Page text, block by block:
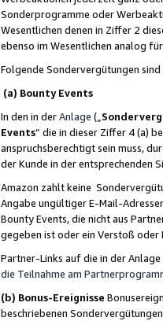
Sonderprogramme oder
Wesentlichen denen in Ziffer 2
ebenso im Wesentlichen analog
Folgende Sondervergütungen
(a) Bounty Events
In den in derAnlage („
Events“ die in dieser Ziffer 4 (a)
anspruchsberechtigt sein muss,
der Kunde in der entsprechenden
Amazon zahlt keine
Angabe ungültiger E-Mail-
Bounty Events, die nicht aus
gegeben ist oder ein Verstoß oder
Partner-Links auf die in der
die Teilnahme am
(b) Bonus-Ereignisse
beschriebenen